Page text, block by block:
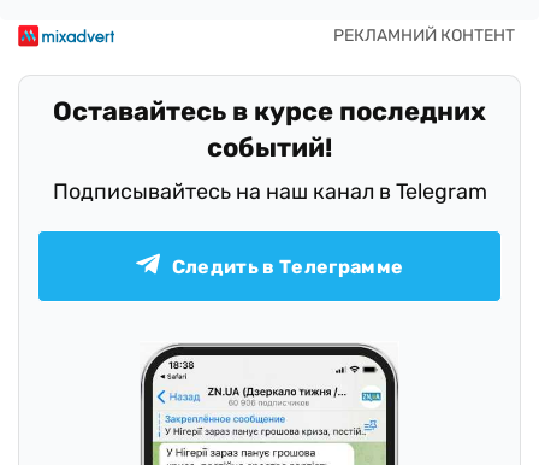
Оставайтесь в курсе последних
событий!
Подписывайтесь на наш канал в Telegram
Следить в Телеграмме